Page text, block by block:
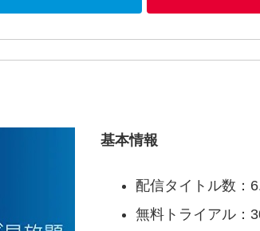
基本情報
配信タイトル数：
無料トライアル：